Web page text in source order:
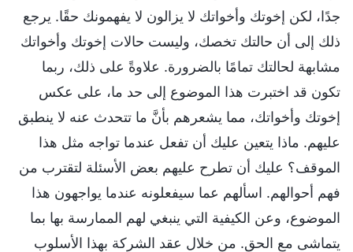
جدًا، لكن إخوتك وأخواتك لا يزالون لا يفهمونك حقًا. يرجع
ذلك إلى أن حالتك تخصك، وليست حالات إخوتك وأخواتك
مشابهة لحالتك تمامًا بالضرورة. علاوةً على ذلك، ربما
تكون قد اختبرت هذا الموضوع إلى حد ما، على عكس
إخوتك وأخواتك، مما يشعرهم بأنَّ ما تتحدث عنه لا ينطبق
عليهم. ماذا يتعين عليك أن تفعل عندما تواجه مثل هذا
الموقف؟ عليك أن تطرح عليهم بعض الأسئلة لتقترب من
فهم أحوالهم. اسألهم عما سيفعلونه عندما يواجهون هذا
الموضوع، وعن الكيفية التي ينبغي لهم الممارسة بها بما
يتماشى مع الحق. من خلال عقد الشركة بهذا الأسلوب